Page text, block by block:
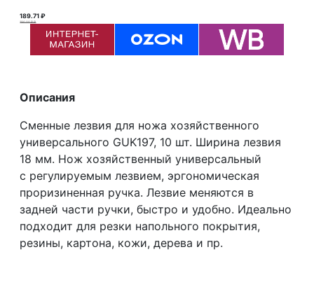
189.71 ₽
190.00 ₽ ₽
Описания
Сменные лезвия для ножа хозяйственного
универсального GUK197, 10 шт. Ширина лезвия
18 мм. Нож хозяйственный универсальный
с регулируемым лезвием, эргономическая
проризиненная ручка. Лезвие меняются в
задней части ручки, быстро и удобно. Идеально
подходит для резки напольного покрытия,
резины, картона, кожи, дерева и пр.